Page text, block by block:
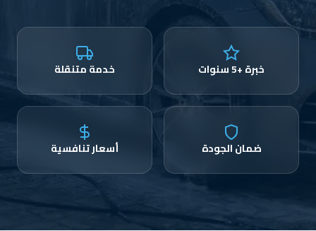
خبرة +5 سنوات خدمة متنقلة
ضمان الجودة أسعار تنافسية